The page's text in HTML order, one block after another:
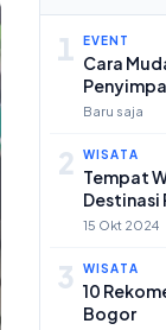
1 EVENT
Cara
Baru saja
2 WISATA
Tempat
Destinasi
15 Okt 2024
3 WISATA
10
Bogor